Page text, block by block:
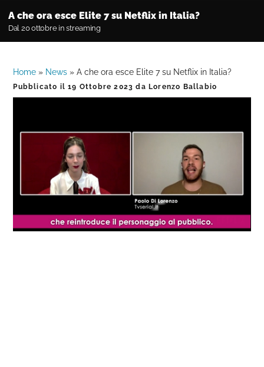
A che ora esce Elite 7 su Netflix in Italia?
Dal 20 ottobre in streaming
Home » News »A che ora esce Elite 7 su Netflix in Italia?
Pubblicato il19 Ottobre 2023 da Lorenzo Ballabio
Unmute
Loaded:
0%
Progress:
0%